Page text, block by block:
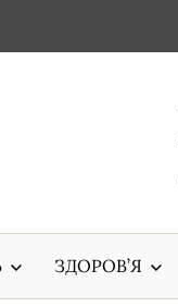
ЗДОРОВ’Я